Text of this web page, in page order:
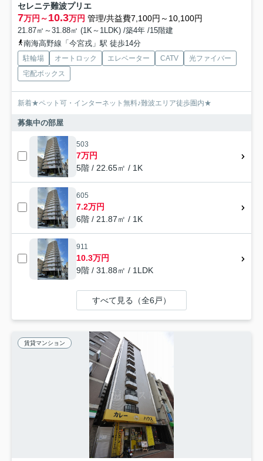
セレニテ難波プリエ
7万円～10.3万円 管理/共益費7,100円～10,100円
21.87㎡～31.88㎡ (1K～1LDK) /築4年 /15階建
南海高野線「今宮戎」駅 徒歩14分
駐輪場 オートロック エレベーター CATV
光ファイバー
宅配ボックス
新着★ペット可・インターネット無料♪難波エリア徒歩圏内★
募集中の部屋
503
7万円
5階 / 22.65㎡ / 1K
605
7.2万円
6階 / 21.87㎡ / 1K
911
10.3万円
9階 / 31.88㎡ / 1LDK
すべて見る（全6戸）
賃貸マンション